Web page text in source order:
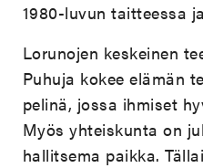
1980-luvun taitteessa
Lorunojen keskeinen
Puhuja kokee elämän
pelinä, jossa ihmiset
Myös yhteiskunta on
hallitsema paikka.